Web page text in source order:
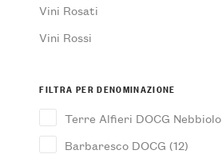
Vini Rosati
Vini Rossi
FILTRA PER DENOMINAZIONE
Terre Alfieri DOCG Nebbiolo
Barbaresco DOCG (12)